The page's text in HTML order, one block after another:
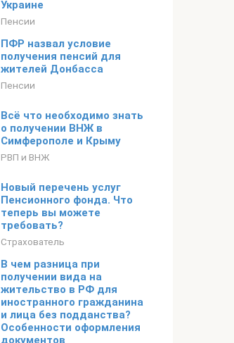
Украине
Пенсии
ПФР назвал условие
получения пенсий для
жителей Донбасса
Пенсии
Всё что необходимо знать
о получении ВНЖ в
Симферополе и Крыму
РВП и ВНЖ
Новый перечень услуг
Пенсионного фонда. Что
теперь вы можете
требовать?
Страхователь
В чем разница при
получении вида на
жительство в РФ для
иностранного гражданина
и лица без подданства?
Особенности оформления
документов